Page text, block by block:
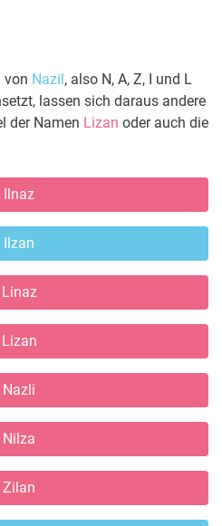
von Nazil, also N, A, Z, I und L
lassen sich daraus andere
der Namen Lizan oder auch die
Ilnaz
Ilzan
Linaz
Lizan
Nazli
Nilza
Zilan